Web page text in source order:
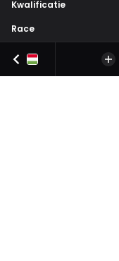
Kwalificatie
Race